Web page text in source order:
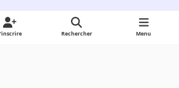
Rechercher Menu